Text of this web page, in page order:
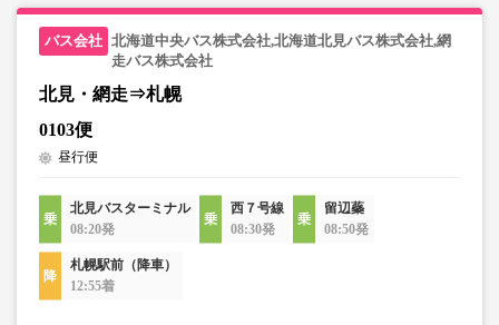
北海道中央バス株式会社,北海道北見バス株式会社,網
走バス株式会社
北見・網走⇒札幌
0103便
昼行便
北見バスターミナル
08:20発
西７号線
08:30発
留辺蘂
08:50発
札幌駅前（降車）
12:55着